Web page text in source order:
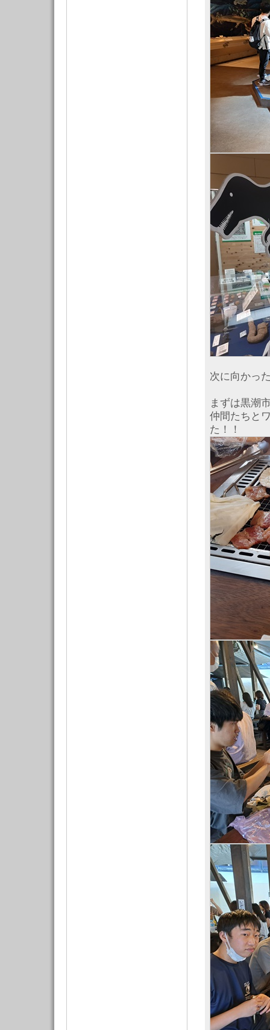
次に向かっ
まずは黒潮
仲間たちと
た！！